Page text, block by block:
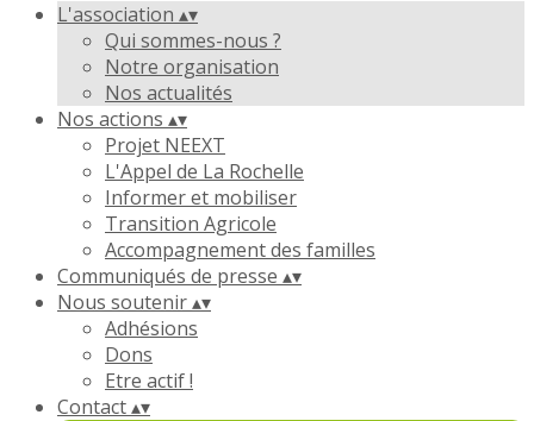
L'association ▴▾
Qui sommes-nous ?
Notre organisation
Nos actualités
Nos actions ▴▾
Projet NEEXT
L'Appel de La Rochelle
Informer et mobiliser
Transition Agricole
Accompagnement des familles
Communiqués de presse ▴▾
Nous soutenir▴▾
Adhésions
Dons
Etre actif !
Contact▴▾